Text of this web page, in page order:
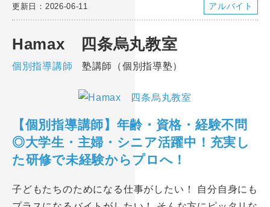
更新日：2026-06-11 アルバイト
Hamax 四条烏丸教室
個別指導講師 塾講師（個別指導塾）
【個別指導講師】年齢・資格・経験不問
◎大学生・主婦・シニア活躍中！充実し
た研修で未経験からプロへ！
子どもたちのためになる仕事がしたい！ 自分自身にも